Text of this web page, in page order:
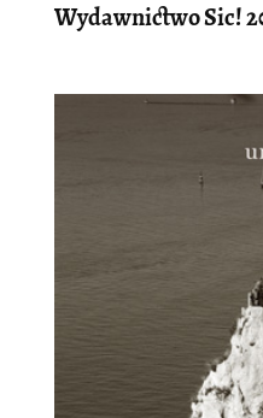
Wydawnictwo Sic!